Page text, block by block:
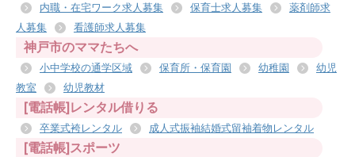
内職・在宅ワーク求人募集 保育士求人募集
薬剤師求
人募集
看護師求人募集
神戸市のママたちへ
小中学校の通学区域 保育所・保育園 幼稚園
幼児
教室
幼児教材
[電話帳]レンタル借りる
卒業式袴レンタル 成人式振袖結婚式留袖着物レンタル
[電話帳]スポーツ